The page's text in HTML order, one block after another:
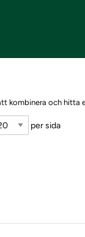
kombinera och hitta
per sida